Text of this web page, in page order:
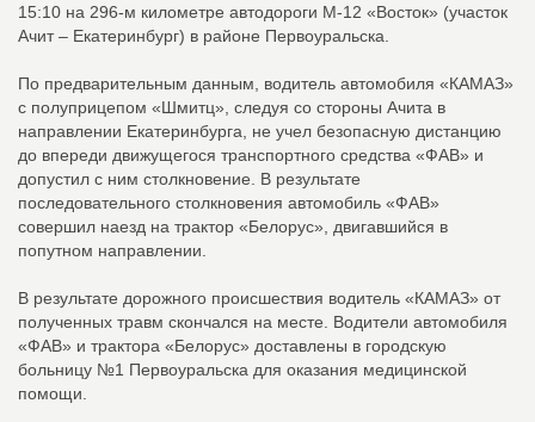
15:10 на 296-м километре автодороги М-12 «Восток» (участок
Ачит – Екатеринбург) в районе Первоуральска.
По предварительным данным, водитель автомобиля «КАМАЗ»
с полуприцепом «Шмитц», следуя со стороны Ачита в
направлении Екатеринбурга, не учел безопасную дистанцию
до впереди движущегося транспортного средства «ФАВ» и
допустил с ним столкновение. В результате
последовательного столкновения автомобиль «ФАВ»
совершил наезд на трактор «Белорус», двигавшийся в
попутном направлении.
В результате дорожного происшествия водитель «КАМАЗ» от
полученных травм скончался на месте. Водители автомобиля
«ФАВ» и трактора «Белорус» доставлены в городскую
больницу №1 Первоуральска для оказания медицинской
помощи.